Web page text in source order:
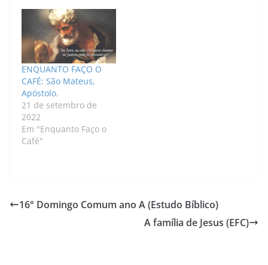
ENQUANTO FAÇO O
CAFÉ: São Mateus,
Apóstolo.
21 de setembro de
2022
Em "Enquanto Faço o
Café"
16° Domingo Comum ano A (Estudo Bíblico)
A família de Jesus (EFC)